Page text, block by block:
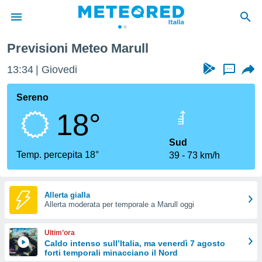
di
per
le
di
Web
le
Previsioni Meteo Marull
13:34 Giovedi ...
Sereno
18°
Temp. percepita 18°
Sud
39
73 km/h
Allerta gialla
Allerta moderata per temporale a Marull oggi
Ultim’ora
Caldo intenso sull’Italia, ma venerdì 7 agosto
forti temporali minacciano il Nord